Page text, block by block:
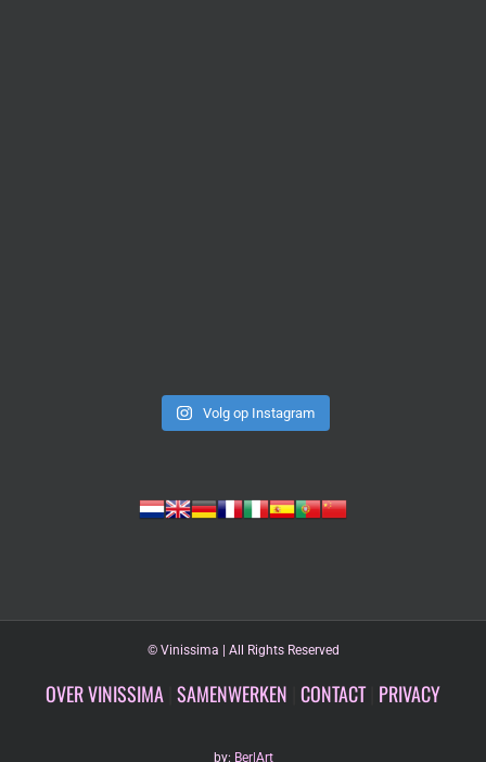
Volg op Instagram
© Vinissima | All Rights Reserved
OVER VINISSIMA SAMENWERKEN CONTACT| PRIVACY
by: Ber|Art